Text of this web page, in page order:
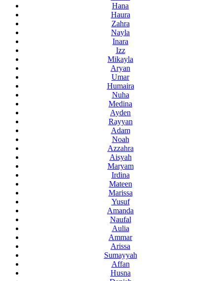
Hana
Haura
Zahra
Nayla
Inara
Izz
Mikayla
Aryan
Umar
Humaira
Nuha
Medina
Ayden
Rayyan
Adam
Noah
Azzahra
Aisyah
Maryam
Irdina
Mateen
Marissa
Yusuf
Amanda
Naufal
Aulia
Ammar
Arissa
Sumayyah
Affan
Husna